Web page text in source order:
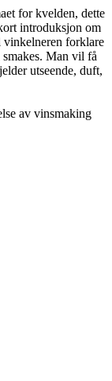
for kvelden, dette
introduksjon om
vinkelneren forklare
smakes. Man vil få
utseende, duft,
av vinsmaking